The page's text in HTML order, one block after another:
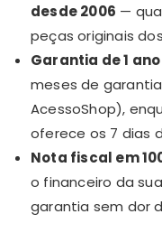
desde 2006 —
peças originais
Garantia de 1 ano
meses de
AcessoShop),
oferece os 7 dias
Nota fiscal em
o financeiro da
garantia sem dor